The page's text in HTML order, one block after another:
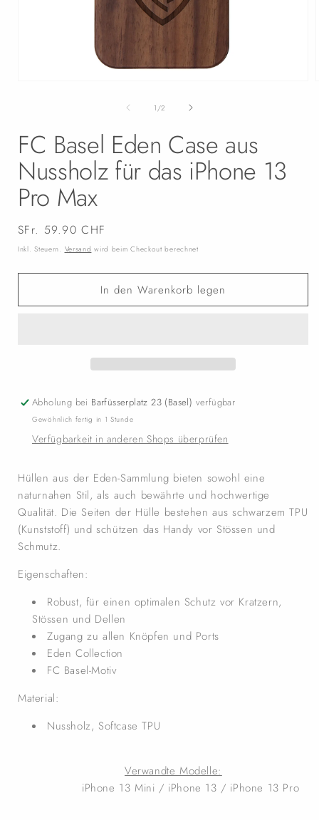
1 /von
2
FC Basel Eden Case aus
Nussholz für das iPhone 13
Pro Max
Normaler
Preis
SFr. 59.90 CHF
Inkl. Steuern. Versand wird beim Checkout berechnet
In den Warenkorb legen
Abholung bei Barfüsserplatz 23 (Basel) verfügbar
Gewöhnlich fertig in 1 Stunde
Verfügbarkeit in anderen Shops überprüfen
Hüllen aus der Eden-Sammlung bieten sowohl eine
naturnahen Stil, als auch bewährte und hochwertige
Qualität. Die Seiten der Hülle bestehen aus schwarzem TPU
(Kunststoff) und schützen das Handy vor Stössen und
Schmutz.
Eigenschaften:
Robust, für einen optimalen Schutz vor Kratzern,
Stössen und Dellen
Zugang zu allen Knöpfen und Ports
Eden Collection
FC Basel-Motiv
Material:
Nussholz, Softcase TPU
Verwandte Modelle:
iPhone 13 Mini / iPhone 13 / iPhone 13 Pro